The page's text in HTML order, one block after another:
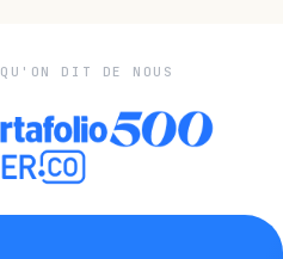
DIT DE NOUS